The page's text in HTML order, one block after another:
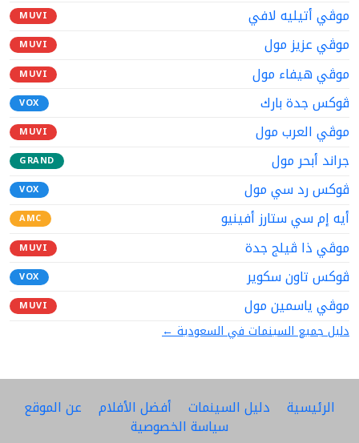
موڤي أتيليه لافي MUVI
موڤي عزيز مول MUVI
موڤي هيفاء مول MUVI
ڤوكس جدة بارك VOX
موڤي العرب مول MUVI
جراند أبحر مول GRAND
ڤوكس رد سي مول VOX
أيه إم سي ستارز أفينيو AMC
موڤي ذا ڤيلج جدة MUVI
ڤوكس تاون سكوير VOX
موڤي ياسمين مول MUVI
دليل جميع السينمات في السعودية ←
الرئيسية دليل السينمات أفضل الأفلام عن الموقع
سياسة الخصوصية